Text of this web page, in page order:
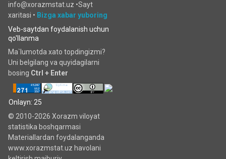
info@xorazmstat.uz •Sayt
xaritasi • Bizga xabar yuboring
Veb-saytdan foydalanish uchun
qo'llanma
Ma`lumotda xato topdingizmi?
Uni belgilang va quyidagilarni
bosing Ctrl + Enter
Onlayn: 25
© 2010-2026 Xorazm viloyat
statistika boshqarmasi
Materiallardan foydalanganda
www.xorazmstat.uz havolani